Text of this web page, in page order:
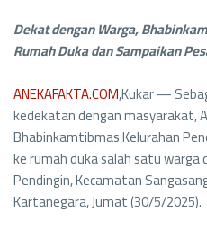
Dekat dengan Warga,
Rumah Duka dan Sampaikan
ANEKAFAKTA.COM,Kukar —
kedekatan dengan masyarakat,
Bhabinkamtibmas Kelurahan
ke rumah duka salah satu warga
Pendingin, Kecamatan
Kartanegara, Jumat (30/5/2025).